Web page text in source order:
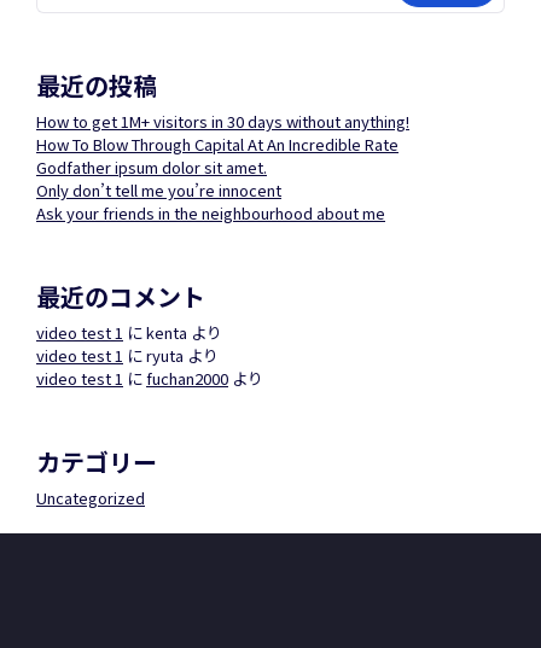
最近の投稿
How to get 1M+ visitors in 30 days without anything!
How To Blow Through Capital At An Incredible Rate
Godfather ipsum dolor sit amet.
Only don’t tell me you’re innocent
Ask your friends in the neighbourhood about me
最近のコメント
video test 1 にkenta より
video test 1 にryuta より
video test 1 にfuchan2000 より
カテゴリー
Uncategorized